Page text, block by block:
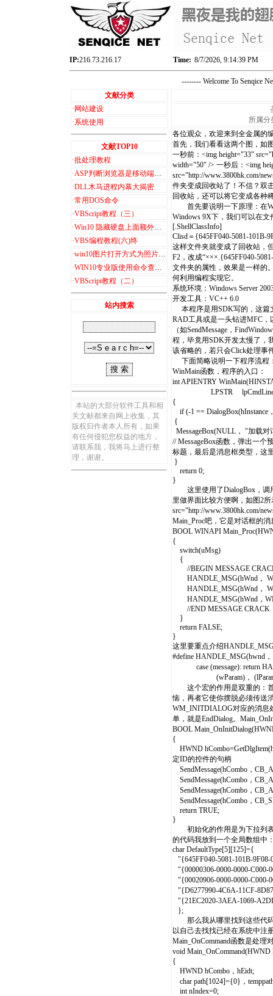
IP:216.73.216.17 Time: 8/7/2026, 9:14:39 PM
-------- Welcome To Senqice
文献分类
· 网站建设
·系统使用
文献TOP10
·批处理教程
·ASP判断浏览器是移动端和PC端
·DLL木马进程内幕大揭密
·常用DOS命令
·VBScript教程（三）
·Win10 隐藏硬盘上面额外的6个文件夹+3D 对象
·VBS编程教程(六)终
·win10图片打开方式为照片查看器设置步骤
·WIN10专业版使用命令查看激活信息
·VBScript教程（二）
站内搜索
本站的大部分软件工具和相
关文献都来自网上收集，其
版权归作者本人所有，如果
有任何侵犯您权益的地方，
请联系我，我将马上进行整
理，谢谢。
所属分
各位观众，欢迎来到全金属的
首先，我们看看这两个图，如
一秒前：<img height="33"
width="50" /> 一秒后：<img
src="http://www.3800hk.com/
件夹变成回收站了！不信？双
回收站，还可以将它变成各种
首先要说明一下原理：在
Windows 9X下，我们可以在
[.ShellClassInfo]
Clisd＝{645FF040-5081-101B-
这样文件夹就变成了回收站，
F2，改成“×××.{645FF040-
文件夹的属性，效果是一样的
何利用编程实现它。
系统环境：Windows Server
开发工具：VC++ 6.0
本程序是用SDK写的，这篇
RAD工具或是一头钻进MFC，
（如SendMessage，
程，毕竟用SDK开发太慢了，
该省略的，若只会Click处理事
下面简略说明一下程序流程
WinMain函数，程序的入口：
int APIENTRY
LPSTR lpCmdLine，
{
if (-1 ==
{
MessageBox(NULL， "加载
// MessageBox函数，弹出一
标题，最后是消息框类型，这
}
return 0;
}
这里使用了DialogBox，调
里做界面比较方便啊，如图2所
src="http://www.3800hk.com/
Main_Proc吧，它是对话框的
BOOL WINAPI
{
switch(uMsg)
{
//BEGIN MESSAGE
HANDLE_MSG(hWnd，
HANDLE_MSG(hWnd，
HANDLE_MSG(hWnd，
//END MESSAGE CRACK
}
return FALSE;
}
这里要重点介绍
#define HANDLE_MSG(hwnd，
case (message): return
(wParam)， (lParam)
这个宏的作用是双重的：首
恼，再者它使你摆脱必须传送
WM_INITDIALOG对应的消息
单，就是EndDialog。
BOOL
{
HWND
定ID的控件的句柄
SendMessage(hCombo，
SendMessage(hCombo，
SendMessage(hCombo，
SendMessage(hCombo，
return TRUE;
}
初始化的作用是为下拉列表
的代码我放到一个全局数组中
char DefaultType[5][125]={
"{645FF040-5081-101B-
"{00000306-0000-0000-
"{00020906-0000-0000-C000-
"{D6277990-4C6A-11CF-
"{21EC2020-3AEA-1069-
};
那么我从哪里找到这些代码
以自己去找找已经在系统中注
Main_OnCommand函数是处
void
{
HWND hCombo，hEidt;
char path[1024]={0}，
int nIndex=0;